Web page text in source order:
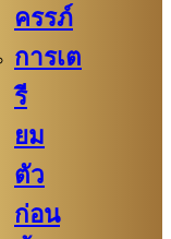
ครรภ์
การเต
รี
ยม
ตัว
ก่อน